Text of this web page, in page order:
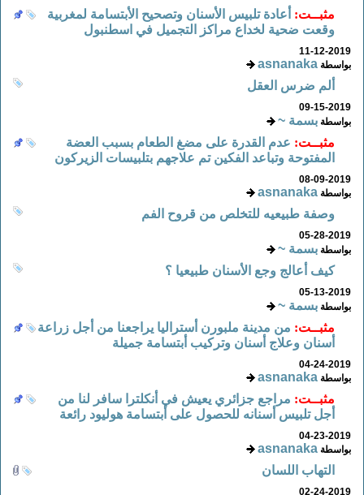
مثبــت:
أعادة تلبيس الأسنان وتصحيح الأبتسامة لمغربية
وقعت ضحية لخداع مراكز التجميل في اسطنبول
11-12-2019
بواسطةasnanaka
ألم ضرس العقل
09-15-2019
بواسطةبسمة ~
مثبــت:
عدم القدرة على مضغ الطعام بسبب العضة
المفتوحة وتباعد الفكين تم علاجهم بتلبيسات الزيركون
08-09-2019
بواسطةasnanaka
وصفة طبيعيه للتخلص من قروح الفم
05-28-2019
بواسطةبسمة ~
كيف أعالج وجع الأسنان طبيعيا ؟
05-13-2019
بواسطةبسمة ~
مثبــت:
من مدينة ملبورن أستراليا يراجعنا من أجل زراعة
أسنان وعلاج أسنان وتركيب أبتسامة جميلة
04-24-2019
بواسطةasnanaka
مثبــت:
مراجع جزائري يعيش في أنكلترا سافر لنا من
أجل تلبيس أسنانه للحصول على أبتسامة هوليود رائعة
04-23-2019
بواسطةasnanaka
التهاب اللسان
02-24-2019